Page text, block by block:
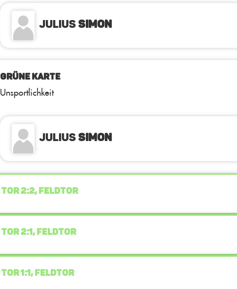
JuliusSimon
GRÜNE KARTE
Unsportlichkeit
JuliusSimon
TOR 2:2, FELDTOR
TOR 2:1, FELDTOR
TOR 1:1, FELDTOR